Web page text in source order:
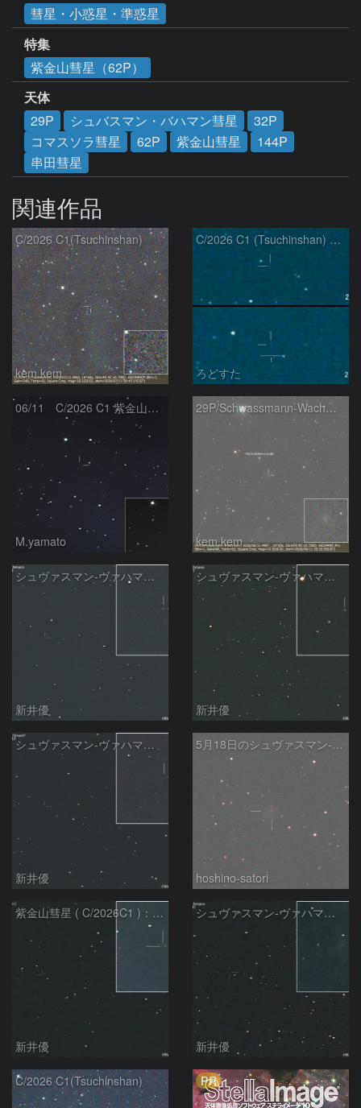
彗星・小惑星・準惑星
特集
紫金山彗星（62P）
天体
29P
シュバスマン・バハマン彗星
32P
コマスソラ彗星
62P 紫金山彗星
144P
串田彗星
関連作品
C/2026 C1(Tsuchinshan)
kem.kem
C/2026 C1 (Tsuchinshan) の変化
ろどすた
06/11 C/2026 C1 紫金山彗星
M.yamato
29P/Schwassmann-Wachmann
kem.kem
シュヴァスマン-ヴァハマン彗星 ( 29P )：2026/05/31
新井優
シュヴァスマン-ヴァハマン彗星 ( 29P )：2026/05/29
新井優
シュヴァスマン-ヴァハマン彗星 ( 29P )：2026/05/18
新井優
5月18日のシュヴァスマン-ヴァハマン第1彗星（29P）
hoshino-satori
紫金山彗星 ( C/2026C1 )：2026/05/16
新井優
シュヴァスマン-ヴァハマン彗星 ( 29P )：2026/05/15
新井優
C/2026 C1(Tsuchinshan) PR